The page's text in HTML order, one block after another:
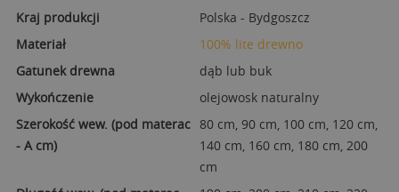
Kraj produkcji
Polska - Bydgoszcz
Materiał
100% lite drewno
Gatunek drewna
dąb lub buk
Wykończenie
olejowosk naturalny
Szerokość wew. (pod materac
- A cm)
80 cm, 90 cm, 100 cm, 120 cm,
140 cm, 160 cm, 180 cm, 200
cm